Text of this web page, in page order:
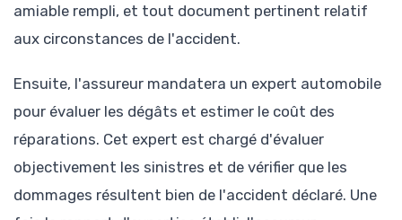
amiable rempli, et tout document pertinent relatif
aux circonstances de l'accident.
Ensuite, l'assureur mandatera un expert automobile
pour évaluer les dégâts et estimer le coût des
réparations. Cet expert est chargé d'évaluer
objectivement les sinistres et de vérifier que les
dommages résultent bien de l'accident déclaré. Une